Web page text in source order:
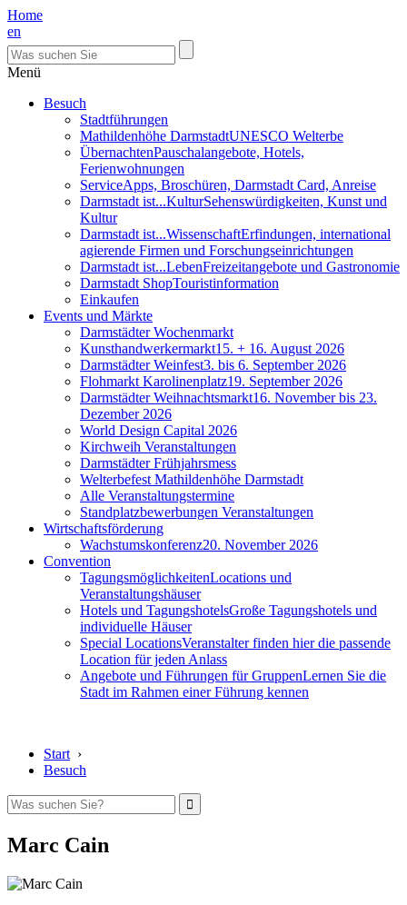
Home
en
Menü
Besuch
Stadtführungen
Mathildenhöhe DarmstadtUNESCO Welterbe
ÜbernachtenPauschalangebote, Hotels,
Ferienwohnungen
ServiceApps, Broschüren, Darmstadt Card, Anreise
Darmstadt ist...KulturSehenswürdigkeiten, Kunst und
Kultur
Darmstadt ist...WissenschaftErfindungen, international
agierende Firmen und Forschungseinrichtungen
Darmstadt ist...LebenFreizeitangebote und Gastronomie
Darmstadt ShopTouristinformation
Einkaufen
Events und Märkte
Darmstädter Wochenmarkt
Kunsthandwerkermarkt15. + 16. August 2026
Darmstädter Weinfest3. bis 6. September 2026
Flohmarkt Karolinenplatz19. September 2026
Darmstädter Weihnachtsmarkt16. November bis 23.
Dezember 2026
World Design Capital 2026
Kirchweih Veranstaltungen
Darmstädter Frühjahrsmess
Welterbefest Mathildenhöhe Darmstadt
Alle Veranstaltungstermine
Standplatzbewerbungen Veranstaltungen
Wirtschaftsförderung
Wachstumskonferenz20. November 2026
Convention
TagungsmöglichkeitenLocations und
Veranstaltungshäuser
Hotels und TagungshotelsGroße Tagungshotels und
individuelle Häuser
Special LocationsVeranstalter finden hier die passende
Location für jeden Anlass
Angebote und Führungen für GruppenLernen Sie die
Stadt im Rahmen einer Führung kennen
Start ›
Besuch
Marc Cain